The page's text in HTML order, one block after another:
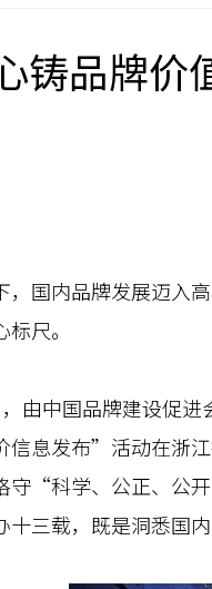
铸品牌价
国内品牌发展迈入高
尺。
中国品牌建设促进
信息发布”活动在浙
守“科学、公正、公
十三载，既是洞悉国